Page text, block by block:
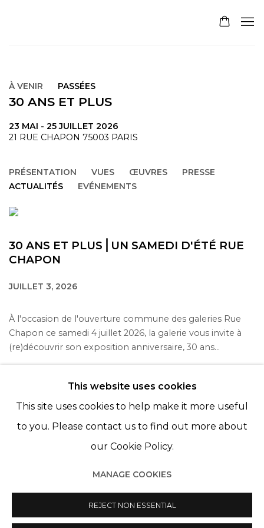
À VENIR PASSÉES
30 ANS ET PLUS
23 MAI - 25 JUILLET 2026
21 RUE CHAPON 75003 PARIS
PRÉSENTATION VUES ŒUVRES
PRESSE
ACTUALITÉS
EVÉNEMENTS
30 ANS ET PLUS⎪UN SAMEDI D'ÉTÉ RUE
CHAPON
JUILLET 3, 2026
À l'occasion de l'ouverture commune des galeries Rue
Chapon ce samedi 4 juillet 2026, la galerie vous invite à
(re)découvrir son exposition anniversaire, 30 ans...
© 2022 LES FILLES DU CALVAIRE SITE BY ARTLOGIC
This website uses cookies
This site uses cookies to help make it more useful
to you. Please contact us to find out more about
our Cookie Policy.
MANAGE COOKIES
REJECT NON ESSENTIAL